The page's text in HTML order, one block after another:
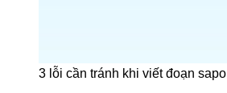
3 lỗi cần tránh khi viết đoạn sapo